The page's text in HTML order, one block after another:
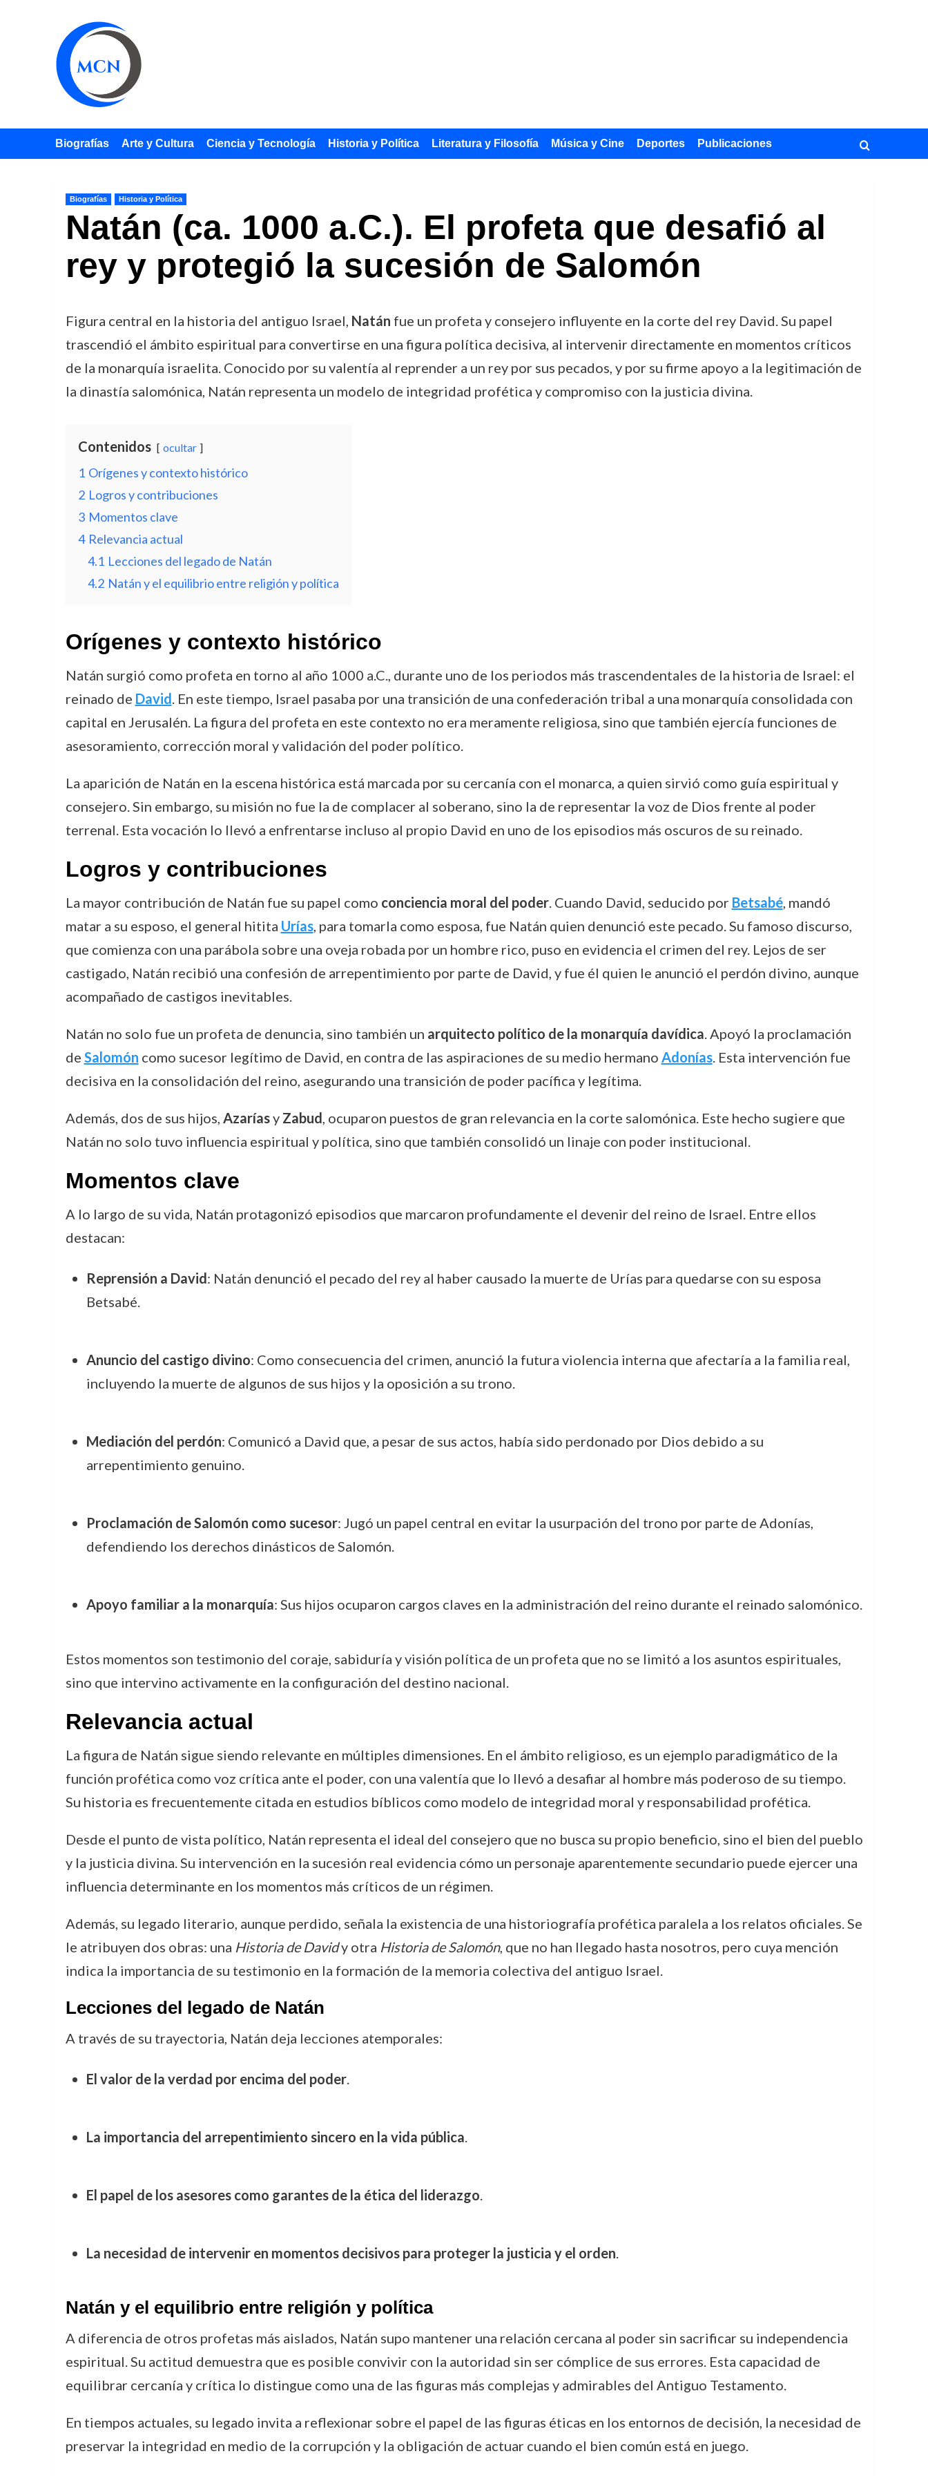
Biografías Arte y Cultura Ciencia y Tecnología Historia y Política Literatura y Filosofía Música y Cine Deportes Publicaciones
Biografías Historia y Política
Natán (ca. 1000 a.C.). El profeta que desafió al
rey y protegió la sucesión de Salomón
Figura central en la historia del antiguo Israel, Natán fue un profeta y consejero influyente en la corte del rey David. Su papel
trascendió el ámbito espiritual para convertirse en una figura política decisiva, al intervenir directamente en momentos críticos
de la monarquía israelita. Conocido por su valentía al reprender a un rey por sus pecados, y por su firme apoyo a la legitimación de
la dinastía salomónica, Natán representa un modelo de integridad profética y compromiso con la justicia divina.
Contenidos ocultar
1 Orígenes y contexto histórico
2 Logros y contribuciones
3 Momentos clave
4 Relevancia actual
4.1 Lecciones del legado de Natán
4.2 Natán y el equilibrio entre religión y política
Orígenes y contexto histórico
Natán surgió como profeta en torno al año 1000 a.C., durante uno de los periodos más trascendentales de la historia de Israel: el
reinado de David. En este tiempo, Israel pasaba por una transición de una confederación tribal a una monarquía consolidada con
capital en Jerusalén. La figura del profeta en este contexto no era meramente religiosa, sino que también ejercía funciones de
asesoramiento, corrección moral y validación del poder político.
La aparición de Natán en la escena histórica está marcada por su cercanía con el monarca, a quien sirvió como guía espiritual y
consejero. Sin embargo, su misión no fue la de complacer al soberano, sino la de representar la voz de Dios frente al poder
terrenal. Esta vocación lo llevó a enfrentarse incluso al propio David en uno de los episodios más oscuros de su reinado.
Logros y contribuciones
La mayor contribución de Natán fue su papel como conciencia moral del poder. Cuando David, seducido por Betsabé, mandó
matar a su esposo, el general hitita Urías, para tomarla como esposa, fue Natán quien denunció este pecado. Su famoso discurso,
que comienza con una parábola sobre una oveja robada por un hombre rico, puso en evidencia el crimen del rey. Lejos de ser
castigado, Natán recibió una confesión de arrepentimiento por parte de David, y fue él quien le anunció el perdón divino, aunque
acompañado de castigos inevitables.
Natán no solo fue un profeta de denuncia, sino también un arquitecto político de la monarquía davídica. Apoyó la proclamación
de Salomón como sucesor legítimo de David, en contra de las aspiraciones de su medio hermano Adonías. Esta intervención fue
decisiva en la consolidación del reino, asegurando una transición de poder pacífica y legítima.
Además, dos de sus hijos, Azaríasy Zabud, ocuparon puestos de gran relevancia en la corte salomónica. Este hecho sugiere que
Natán no solo tuvo influencia espiritual y política, sino que también consolidó un linaje con poder institucional.
Momentos clave
A lo largo de su vida, Natán protagonizó episodios que marcaron profundamente el devenir del reino de Israel. Entre ellos
destacan:
Reprensión a David: Natán denunció el pecado del rey al haber causado la muerte de Urías para quedarse con su esposa
Betsabé.
Anuncio del castigo divino: Como consecuencia del crimen, anunció la futura violencia interna que afectaría a la familia real,
incluyendo la muerte de algunos de sus hijos y la oposición a su trono.
Mediación del perdón: Comunicó a David que, a pesar de sus actos, había sido perdonado por Dios debido a su
arrepentimiento genuino.
Proclamación de Salomón como sucesor: Jugó un papel central en evitar la usurpación del trono por parte de Adonías,
defendiendo los derechos dinásticos de Salomón.
Apoyo familiar a la monarquía: Sus hijos ocuparon cargos claves en la administración del reino durante el reinado salomónico.
Estos momentos son testimonio del coraje, sabiduría y visión política de un profeta que no se limitó a los asuntos espirituales,
sino que intervino activamente en la configuración del destino nacional.
Relevancia actual
La figura de Natán sigue siendo relevante en múltiples dimensiones. En el ámbito religioso, es un ejemplo paradigmático de la
función profética como voz crítica ante el poder, con una valentía que lo llevó a desafiar al hombre más poderoso de su tiempo.
Su historia es frecuentemente citada en estudios bíblicos como modelo de integridad moral y responsabilidad profética.
Desde el punto de vista político, Natán representa el ideal del consejero que no busca su propio beneficio, sino el bien del pueblo
y la justicia divina. Su intervención en la sucesión real evidencia cómo un personaje aparentemente secundario puede ejercer una
influencia determinante en los momentos más críticos de un régimen.
Además, su legado literario, aunque perdido, señala la existencia de una historiografía profética paralela a los relatos oficiales. Se
le atribuyen dos obras: una Historia de Davidy otra Historia de Salomón, que no han llegado hasta nosotros, pero cuya mención
indica la importancia de su testimonio en la formación de la memoria colectiva del antiguo Israel.
Lecciones del legado de Natán
A través de su trayectoria, Natán deja lecciones atemporales:
El valor de la verdad por encima del poder.
La importancia del arrepentimiento sincero en la vida pública.
El papel de los asesores como garantes de la ética del liderazgo.
La necesidad de intervenir en momentos decisivos para proteger la justicia y el orden.
Natán y el equilibrio entre religión y política
A diferencia de otros profetas más aislados, Natán supo mantener una relación cercana al poder sin sacrificar su independencia
espiritual. Su actitud demuestra que es posible convivir con la autoridad sin ser cómplice de sus errores. Esta capacidad de
equilibrar cercanía y crítica lo distingue como una de las figuras más complejas y admirables del Antiguo Testamento.
En tiempos actuales, su legado invita a reflexionar sobre el papel de las figuras éticas en los entornos de decisión, la necesidad de
preservar la integridad en medio de la corrupción y la obligación de actuar cuando el bien común está en juego.